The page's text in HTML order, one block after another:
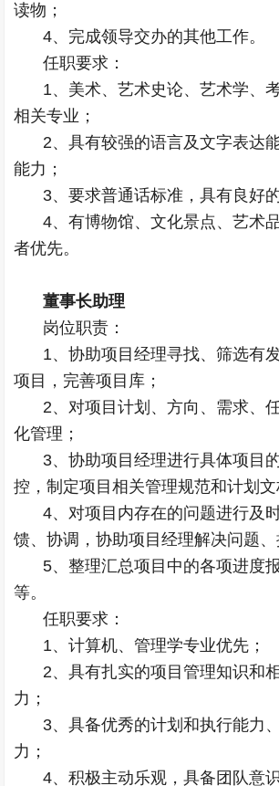
读物；
4、完成领导交办的其他工作。
任职要求：
1、美术、艺术史论、艺术学、
相关专业；
2、具有较强的语言及文字表达
能力；
3、要求普通话标准，具有良好
4、有博物馆、文化景点、艺术
者优先。
董事长助理
岗位职责：
1、协助项目经理寻找、筛选有
项目，完善项目库；
2、对项目计划、方向、需求、
化管理；
3、协助项目经理进行具体项目
控，制定项目相关管理规范和计划文
4、对项目内存在的问题进行及
馈、协调，协助项目经理解决问题、
5、整理汇总项目中的各项进度
等。
任职要求：
1、计算机、管理学专业优先；
2、具有扎实的项目管理知识和
力；
3、具备优秀的计划和执行能力
力；
4、积极主动乐观，具备团队意